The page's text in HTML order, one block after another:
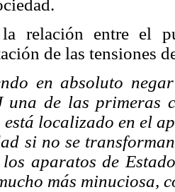
la relación entre el
de las tensiones
en absoluto
una de las primeras
está localizado en el
si no se
aparatos de
más minuciosa,